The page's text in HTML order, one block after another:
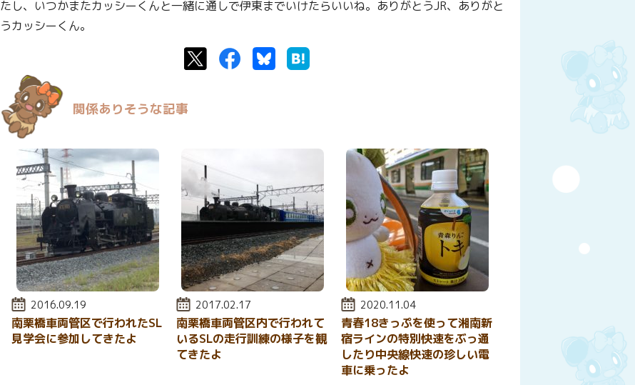
たし、いつかまたカッシーくんと一緒に通しで伊東までいけたらいいね。ありがとうJR、ありがと
うカッシーくん。
TwitterFacebookBluesky
関係ありそうな記事
投稿日:
2016.09.19
南栗橋車両管区で行われたSL
見学会に参加してきたよ
投稿日:
2017.02.17
南栗橋車両管区内で行われて
いるSLの走行訓練の様子を観
てきたよ
投稿日:
2020.11.04
青春18きっぷを使って湘南新
宿ラインの特別快速をぶっ通
したり中央線快速の珍しい電
車に乗ったよ